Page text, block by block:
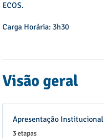
ECOS.
Carga Horária: 3h30
Visão geral
Apresentação Institucional
.3 etapas